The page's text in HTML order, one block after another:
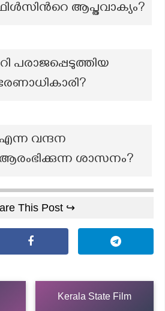
ആപ്തവാക്യം?
പരാജപ്പെടുത്തിയ
വന്ദന
ശാസനം?
This Post ↪
Kerala State Film